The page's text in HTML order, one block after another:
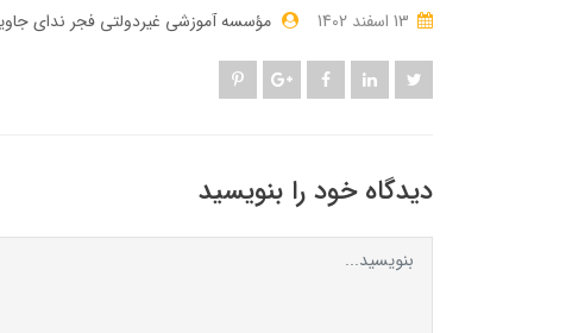
مؤسسه آموزشی غیردولتی فجر ندای
دیدگاه خود را بنویسید